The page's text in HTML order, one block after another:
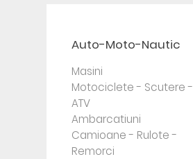
Auto-Moto-Nautic
Masini
Motociclete - Scutere -
ATV
Ambarcatiuni
Camioane - Rulote -
Remorci